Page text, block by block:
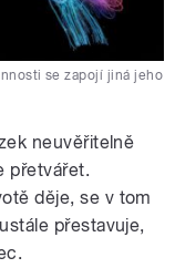
se zapojí jiná jeho
neuvěřitelně
přetvářet.
děje, se v tom
přestavuje,